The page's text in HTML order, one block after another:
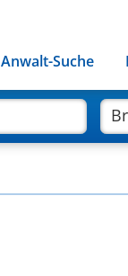
Anwalt-Suche